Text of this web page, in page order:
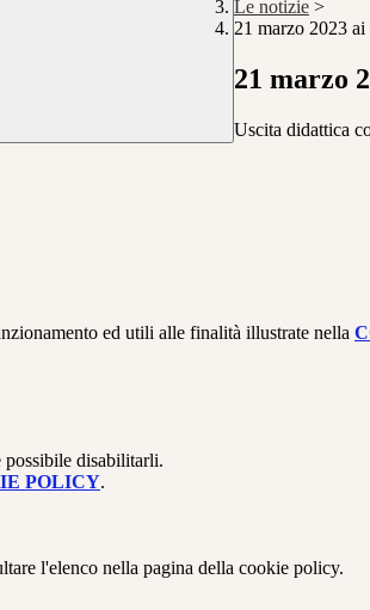
Le notizie >
21 marzo 2023
21 marzo
Uscita didattica
ed utili alle finalità illustrate nella
possibile disabilitarli.
POLICY.
l'elenco nella pagina della cookie policy.